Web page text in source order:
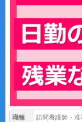
職種 訪問看護師・